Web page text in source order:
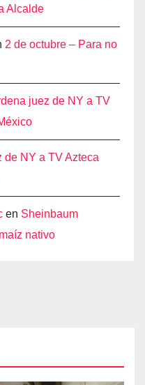
Alcalde
2 de octubre – Para no
juez de NY a TV
de NY a TV Azteca
en Sheinbaum
nativo